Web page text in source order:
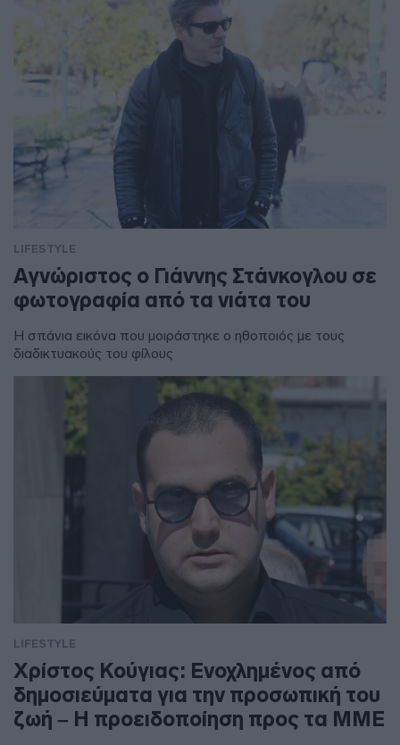
LIFESTYLE
Αγνώριστος ο Γιάννης Στάνκογλου σε
φωτογραφία από τα νιάτα του
Η σπάνια εικόνα που μοιράστηκε ο ηθοποιός με τους
διαδικτυακούς του φίλους
LIFESTYLE
Χρίστος Κούγιας: Ενοχλημένος από
δημοσιεύματα για την προσωπική του
ζωή – Η προειδοποίηση προς τα ΜΜΕ